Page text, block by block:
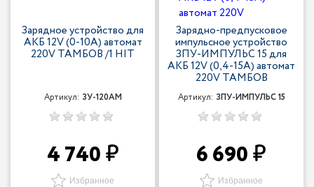
Зарядное устройство для
АКБ 12V (0-10A) автомат
220V ТАМБОВ /1 HIT
Артикул: ЗУ-120АМ
4 740
Избранное
Зарядно-предпусковое
импульсное устройство
ЗПУ-ИМПУЛЬС 15 для
АКБ 12V (0,4-15A) автомат
220V ТАМБОВ
Артикул: ЗПУ-ИМПУЛЬС 15
6 690
Избранное